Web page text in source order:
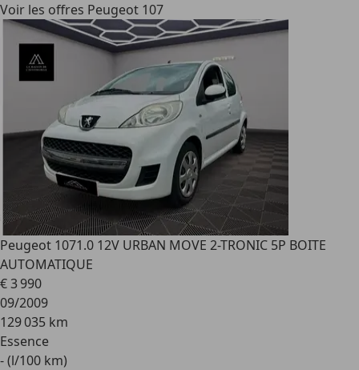
Voir les offres Peugeot 107
Peugeot 1071.0 12V URBAN MOVE 2-TRONIC 5P BOITE
AUTOMATIQUE
€ 3 990
09/2009
129 035 km
Essence
- (l/100 km)